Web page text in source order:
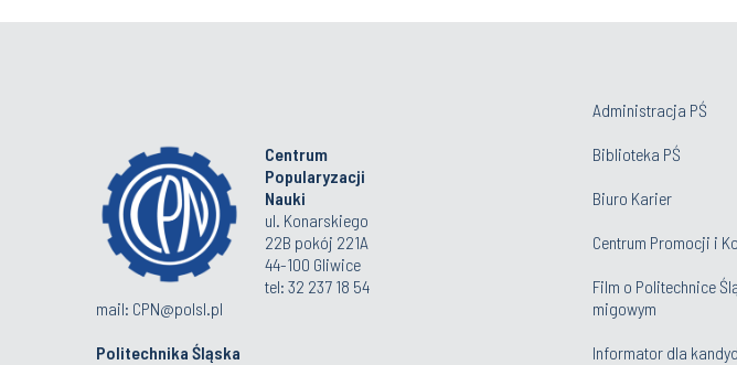
Centrum
Popularyzacji
Nauki
ul. Konarskiego
22B pokój 221A
44-100 Gliwice
tel: 32 237 18 54
mail: CPN@polsl.pl
Politechnika Śląska
Administracja PŚ
Biblioteka PŚ
Biuro Karier
Centrum Promocji i
Film o Politechnice
migowym
Informator dla